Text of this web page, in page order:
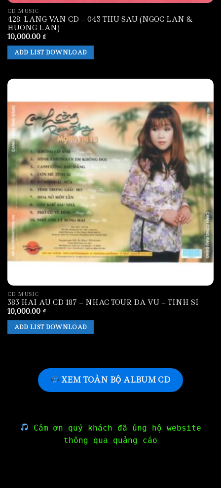
CD MUSIC
428. LANG VAN CD – 043 THU SAU (NGOC LAN &
HUONG LAN)
10,000.00 ₫
ADD LIST DOWNLOAD
CD MUSIC
383 HAI AU CD 187 – NHAC TOUR DA VU – TINH SI
10,000.00 ₫
ADD LIST DOWNLOAD
XEM TOÀN BỘ ALBUM CD
Cảm ơn quý khách đã ủng hộ website
thông qua quảng cáo